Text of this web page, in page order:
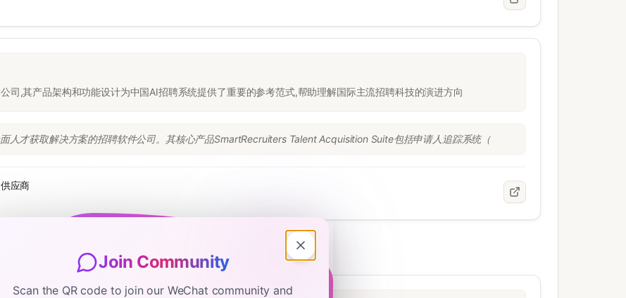
司,其产品架构和功能设计为中国AI招聘系统提供了重要的参考范式,帮助理解国际主流招聘科技的演进方向
人才获取解决方案的招聘软件公司。其核心产品SmartRecruiters Talent Acquisition Suite包括申请人追踪系统（
应商
Join Community
Scan the QR code to join our WeChat community and